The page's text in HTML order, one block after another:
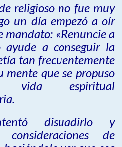
religioso no fue muy
un día empezó a oír
mandato: «Renuncie a
a conseguir la
tan frecuentemente
mente que se propuso
vida espiritual
disuadirlo y
de